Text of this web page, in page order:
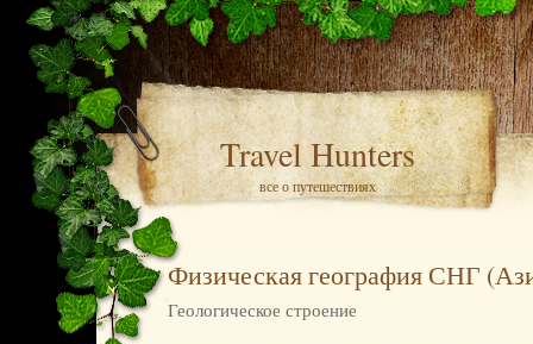
Travel Hunters
все о путешествиях
Физическая география СНГ
Геологическое строение